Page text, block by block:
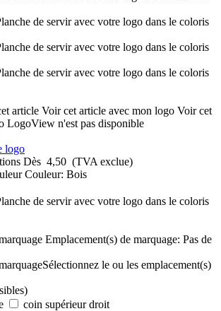
article Voir cet article avec mon logo Voir cet
LogoView n'est pas disponible
logo
Dès 4,50 (TVA exclue)
Couleur: Bois
Emplacement(s) de marquage: Pas de
Sélectionnez le ou les emplacement(s)
coin supérieur droit